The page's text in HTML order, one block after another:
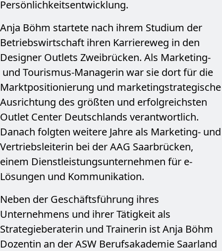
Persönlich­keitsentwicklung.
Anja Böhm startete nach ihrem Studium der
Betriebs­wirtschaft ihren Karriereweg in den
Designer Outlets Zweibrücken. Als Marketing-
und Tourismus-Managerin war sie dort für die
Marktpositionierung und marketing­strategische
Ausrichtung des größten und erfolgreichsten
Outlet Center Deutschlands verantwortlich.
Danach folgten weitere Jahre als Marketing- und
Vertriebs­leiterin bei der AAG Saar­brücken,
einem Dienstleistungs­unternehmen für e-
Lösungen und Kommunikation.
Neben der Geschäftsführung ihres
Unternehmens und ihrer Tätigkeit als
Strategieberaterin und Trainerin ist Anja Böhm
Dozentin an der ASW Berufsakademie Saarland